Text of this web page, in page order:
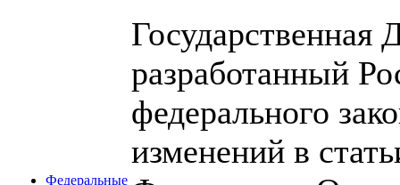
Федеральные
Государственная
разработанный
федерального
изменений в